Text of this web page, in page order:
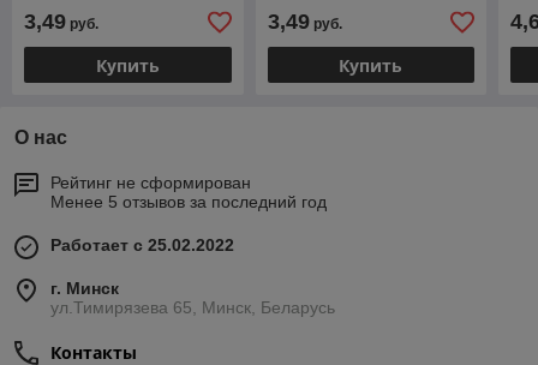
3,49 руб.
Купить
3,49руб.
Купить
О нас
Рейтинг не сформирован
Менее 5 отзывов за последний год
Работает с 25.02.2022
г. Минск
ул.Тимирязева 65, Минск, Беларусь
Контакты